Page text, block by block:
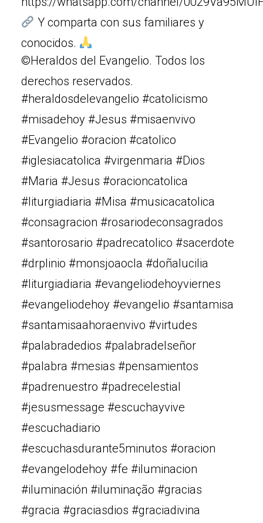
Y comparta con sus familiares y
conocidos.
©Heraldos del Evangelio. Todos los
derechos reservados.
#heraldosdelevangelio #catolicismo
#misadehoy #Jesus #misaenvivo
#Evangelio #oracion #catolico
#iglesiacatolica #virgenmaria #Dios
#Maria #Jesus #oracioncatolica
#liturgiadiaria #Misa #musicacatolica
#consagracion #rosariodeconsagrados
#santorosario #padrecatolico #sacerdote
#drplinio #monsjoaocla #doñalucilia
#liturgiadiaria #evangeliodehoyviernes
#evangeliodehoy #evangelio #santamisa
#santamisaahoraenvivo #virtudes
#palabradedios #palabradelseñor
#palabra #mesias #pensamientos
#padrenuestro #padrecelestial
#jesusmessage #escuchayvive
#escuchadiario
#escuchasdurante5minutos #oracion
#evangelodehoy #fe #iluminacion
#iluminación #iluminação #gracias
#gracia #graciasdios #graciadivina